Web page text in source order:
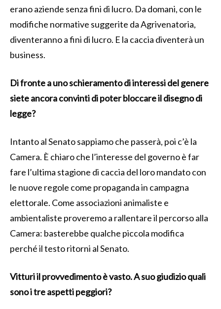
erano aziende senza fini di lucro. Da domani, con le
modifiche normative suggerite da Agrivenatoria,
diventeranno a fini di lucro. E la caccia diventerà un
business.
Di fronte a uno schieramento di interessi del genere
siete ancora convinti di poter bloccareil disegno di
legge?
Intanto al Senato sappiamo che passerà, poi c’è la
Camera. È chiaro che l’interesse del governo è far
fare l’ultima stagione di caccia del loro mandato con
le nuove regole come propaganda in campagna
elettorale. Come associazioni animaliste e
ambientaliste proveremo a rallentare il percorso alla
Camera: basterebbe qualche piccola modifica
perché il testo ritorni al Senato.
Vitturi il provvedimento è vasto. A suo giudizio quali
sono i tre aspetti peggiori?